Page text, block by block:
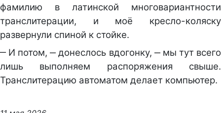
фамилию в латинской многовариантности
транслитерации, и моё кресло-коляску
развернули спиной к стойке.
‒ И потом, ‒ донеслось вдогонку, ‒ мы тут всего
лишь выполняем распоряжения свыше.
Транслитерацию автоматом делает компьютер.